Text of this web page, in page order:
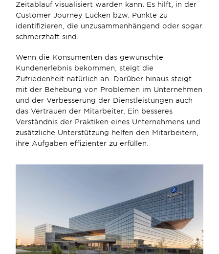
Zeitablauf visualisiert warden kann. Es hilft, in der
Customer Journey Lücken bzw. Punkte zu
identifizieren, die unzusammenhängend oder sogar
schmerzhaft sind.
Wenn die Konsumenten das gewünschte
Kundenerlebnis bekommen, steigt die
Zufriedenheit natürlich an. Darüber hinaus steigt
mit der Behebung von Problemen im Unternehmen
und der Verbesserung der Dienstleistungen auch
das Vertrauen der Mitarbeiter. Ein besseres
Verständnis der Praktiken eines Unternehmens und
zusätzliche Unterstützung helfen den Mitarbeitern,
ihre Aufgaben effizienter zu erfüllen.